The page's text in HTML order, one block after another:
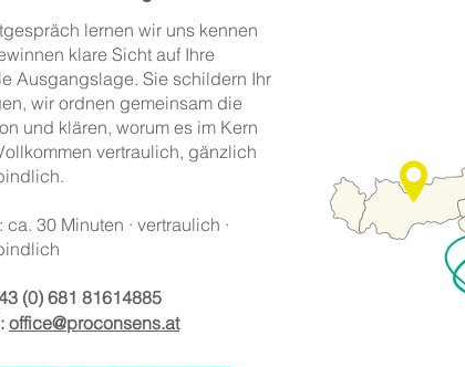
lernen wir uns kennen
klare Sicht auf Ihre
Ausgangslage. Sie schildern Ihr
wir ordnen gemeinsam die
und klären, worum es im Kern
vertraulich, gänzlich
ca. 30 Minuten · vertraulich ·
(0) 681 81614885
office@proconsens.at